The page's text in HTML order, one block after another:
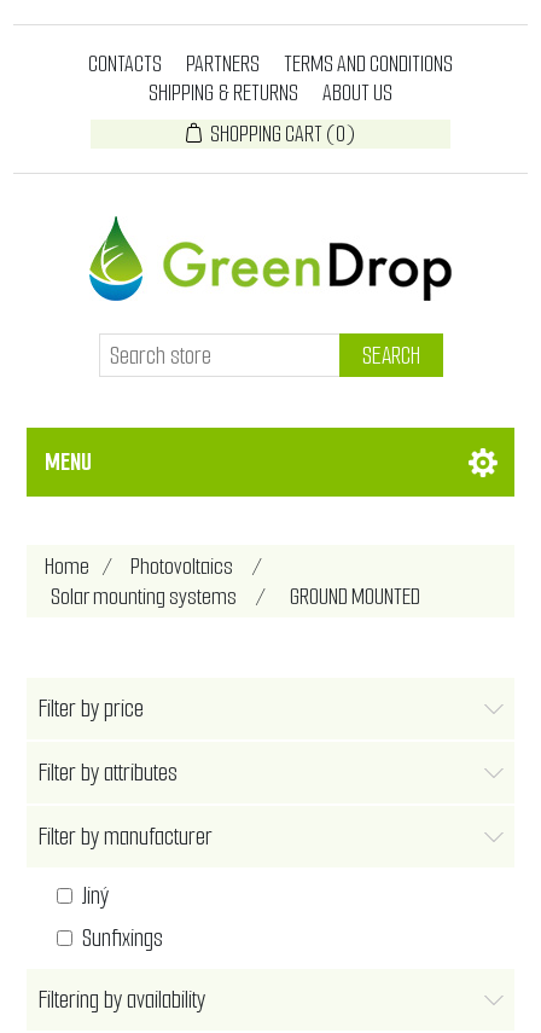
CONTACTS PARTNERS
TERMS AND CONDITIONS
SHIPPING & RETURNS
ABOUT US
SHOPPING CART(0)
SEARCH
MENU
Home / Photovoltaics
/
Solar mounting systems
/ GROUND MOUNTED
Filter by price
Filter by attributes
Filter by manufacturer
Jiný
Sunfixings
Filtering by availability